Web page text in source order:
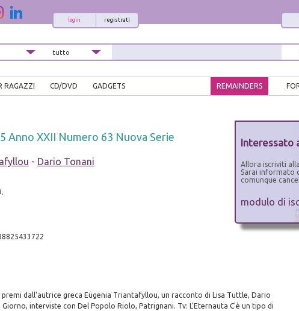
registrati
login
RAGAZZI CD/DVD GADGETS REMAINDERS
Anno XXII Numero 63 Nuova Serie
- Dario Tonani
dall'autrice greca Eugenia Triantafyllou, un racconto di Lisa Tuttle, Dario
interviste con Del Popolo Riolo, Patrignani. Tv: L'Eternauta C'è un tipo di
Interessato
Allora iscriviti
Sarai informato
comunque
modulo di